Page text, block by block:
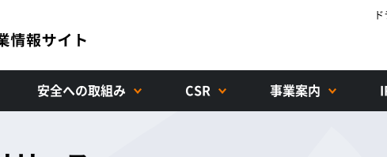
安全への取組み CSR 事業案内